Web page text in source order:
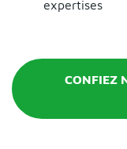
expertises
CONFIEZ